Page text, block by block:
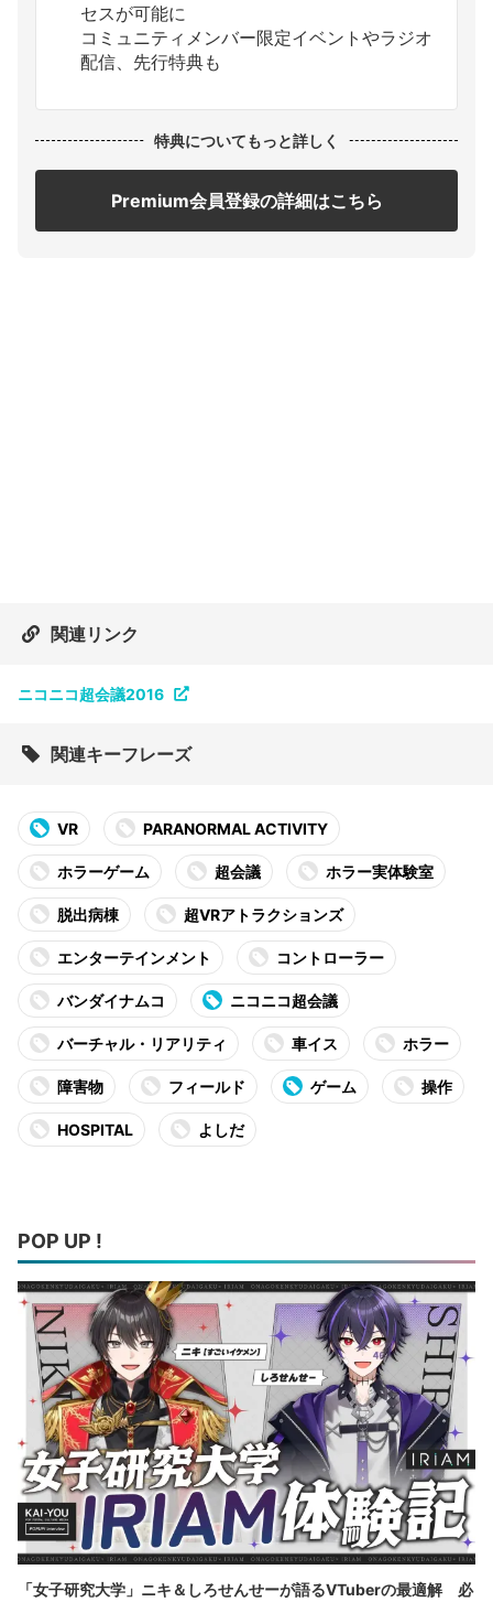
セスが可能に
コミュニティメンバー限定イベントやラジオ
配信、先行特典も
特典についてもっと詳しく
Premium会員登録の詳細はこちら
関連リンク
ニコニコ超会議2016
関連キーフレーズ
VR PARANORMAL ACTIVITY
ホラーゲーム 超会議 ホラー実体験室
脱出病棟 超VRアトラクションズ
エンターテインメント コントローラー
バンダイナムコ ニコニコ超会議
バーチャル・リアリティ 車イス ホラー
障害物 フィールド ゲーム 操作
HOSPITAL よしだ
POP UP !
「女子研究大学」ニキ＆しろせんせーが語るVTuberの最適解 必